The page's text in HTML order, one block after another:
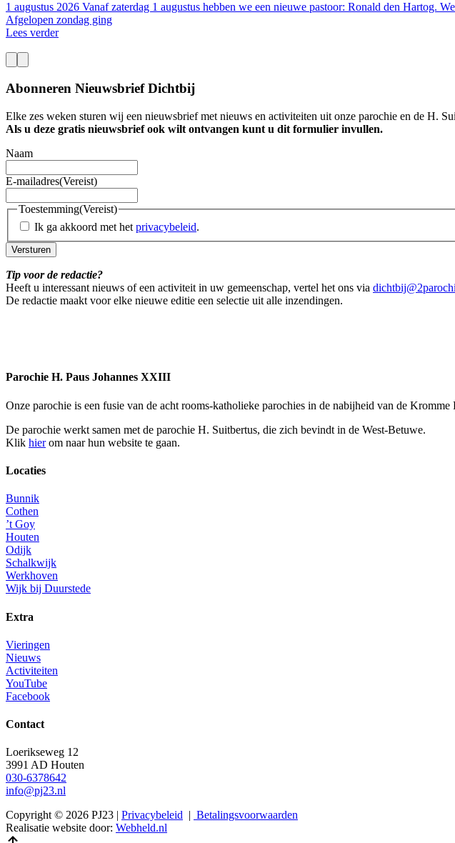
1 augustus 2026 Vanaf zaterdag 1 augustus hebben we een nieuwe pastoor: Ronald den Hartog.
Afgelopen zondag ging
Lees verder
Abonneren Nieuwsbrief Dichtbij
Elke zes weken sturen wij een nieuwsbrief met nieuws en activiteiten uit onze parochie en de H.
Als u deze gratis nieuwsbrief ook wilt ontvangen kunt u dit formulier invullen.
Naam
E-mailadres(Vereist)
Toestemming(Vereist)
Ik ga akkoord met het privacybeleid.
Tip voor de redactie?
Heeft u interessant nieuws of een activiteit in uw gemeenschap, vertel het ons via
De redactie maakt voor elke nieuwe editie een selectie uit alle inzendingen.
Parochie H. Paus Johannes XXIII
Onze parochie is een fusie van de acht rooms-katholieke parochies in de nabijheid van de
De parochie werkt samen met de parochie H. Suitbertus, die zich bevindt in de West-Betuwe.
Klik hierom naar hun website te gaan.
Locaties
Bunnik
Cothen
’t Goy
Houten
Odijk
Schalkwijk
Werkhoven
Wijk bij Duurstede
Extra
Vieringen
Nieuws
Activiteiten
YouTube
Facebook
Contact
Loerikseweg 12
3991 AD Houten
030-6378642
info@pj23.nl
Copyright © 2026 PJ23 | Privacybeleid | Betalingsvoorwaarden
Realisatie website door: Webheld.nl